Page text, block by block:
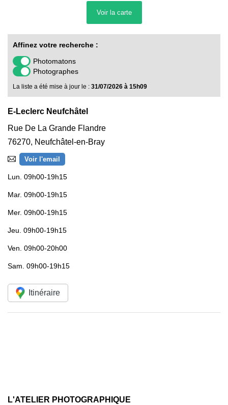
Voir la carte
Affinez votre recherche :
Photomatons
Photographes
La liste a été mise à jour le : 31/07/2026 à 15h09
E-Leclerc Neufchâtel
Rue De La Grande Flandre
76270, Neufchâtel-en-Bray
Voir l'email
Lun. 09h00-19h15
Mar. 09h00-19h15
Mer. 09h00-19h15
Jeu. 09h00-19h15
Ven. 09h00-20h00
Sam. 09h00-19h15
Itinéraire
L'ATELIER PHOTOGRAPHIQUE